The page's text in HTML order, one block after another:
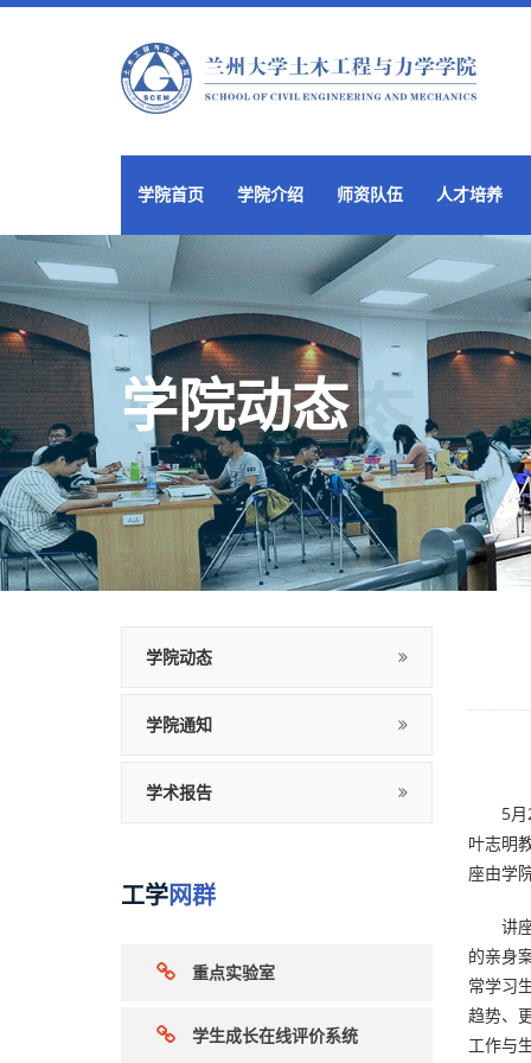
学院首页 学院介绍 师资队伍 人才培养
学院动态
学院动态
学院通知
学术报告
工学网群
重点实验室
学生成长在线评价系统
5月20
叶志明
座由学
讲座
的亲身
常学习
趋势、
工作与